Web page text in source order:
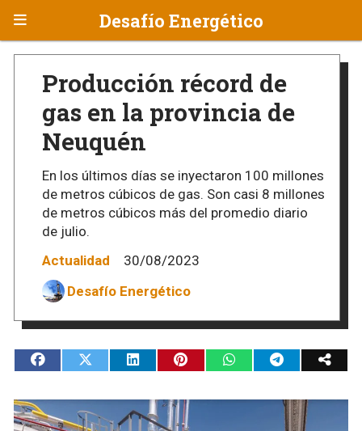
Desafío Energético
Producción récord de
gas en la provincia de
Neuquén
En los últimos días se inyectaron 100 millones
de metros cúbicos de gas. Son casi 8 millones
de metros cúbicos más del promedio diario
de julio.
Actualidad
30/08/2023
Desafío Energético